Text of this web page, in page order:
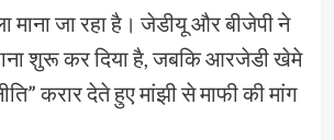
माना जा रहा है। जेडीयू और बीजेपी ने
शुरू कर दिया है, जबकि आरजेडी खेमे
करार देते हुए मांझी से माफी की मांग